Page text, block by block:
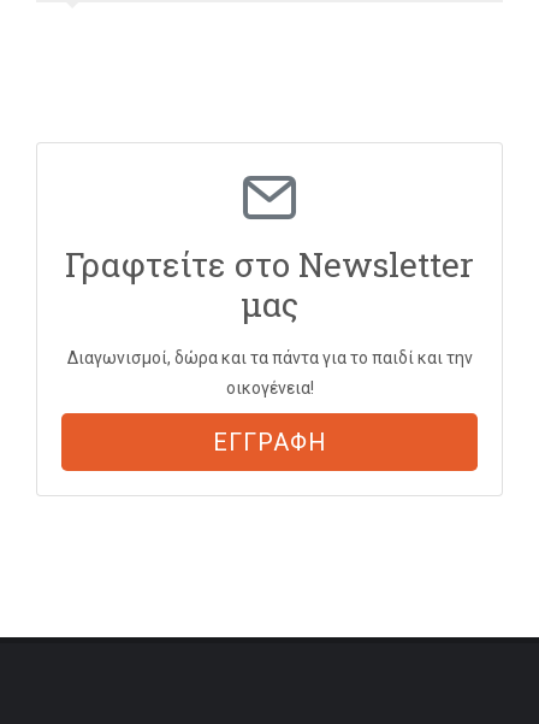
Γραφτείτε στο Newsletter
μας
Διαγωνισμοί, δώρα και τα πάντα για το παιδί και την
οικογένεια!
ΕΓΓΡΑΦΗ